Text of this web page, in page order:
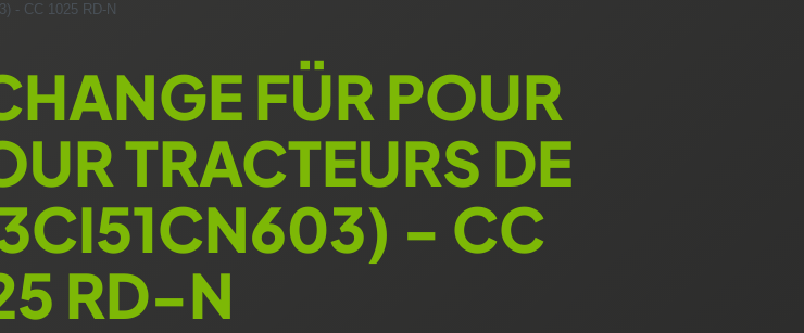
- CC 1025 RD-N
FÜR POUR
TRACTEURS DE
- CC
RD-N